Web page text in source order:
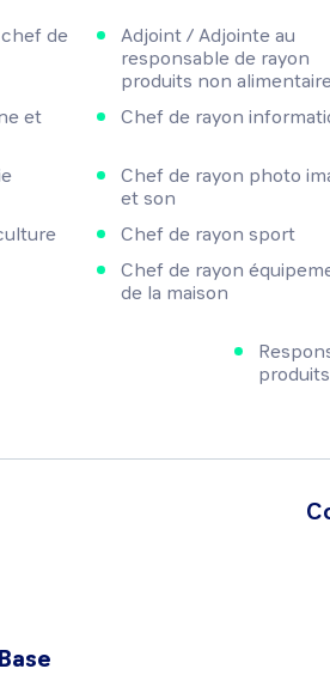
de
Adjoint / Adjointe au
responsable de rayon
produits non
et
Chef de rayon
Chef de rayon photo
et son
Chef de rayon sport
Chef de rayon
de la maison